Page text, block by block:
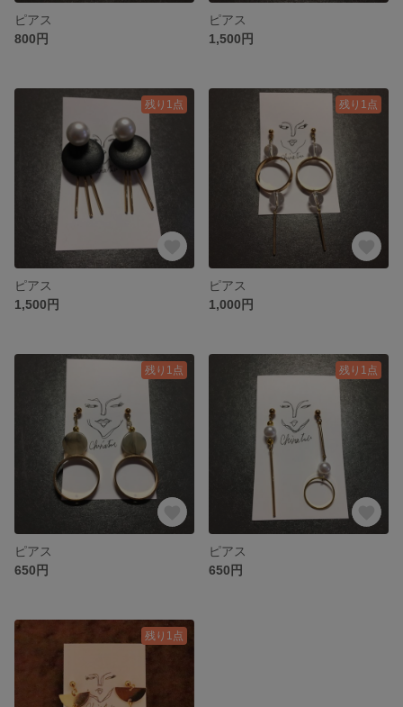
ピアス
800円
ピアス
1,500円
残り1点
ピアス
1,500円
残り1点
ピアス
1,000円
残り1点
ピアス
650円
残り1点
ピアス
650円
残り1点